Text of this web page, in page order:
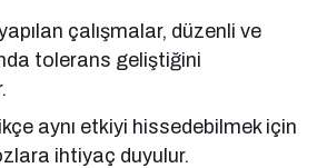
çalışmalar, düzenli ve
tolerans geliştiğini
aynı etkiyi hissedebilmek için
ihtiyaç duyulur.